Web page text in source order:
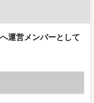
運営メンバーとして